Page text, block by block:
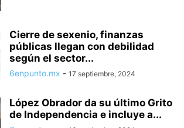
Cierre de sexenio, finanzas
públicas llegan con debilidad
según el sector...
6enpunto.mx - 17 septiembre, 2024
López Obrador da su último Grito
de Independencia e incluye a...